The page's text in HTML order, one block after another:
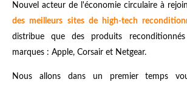
Nouvel acteur de l'économie circulaire à
des meilleurs sites de high-tech
distribue que des produits
marques : Apple, Corsair et Netgear.
Nous allons dans un premier temps